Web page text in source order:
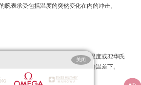
腕表承受包括温度的突然变化在内的冲击。
腕表暴露于极端温度（低于0摄氏温度或32华氏
60摄氏温度或140华氏温度）或极端温差下。
关闭